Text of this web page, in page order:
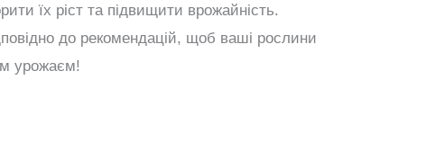
їх ріст та підвищити врожайність.
до рекомендацій, щоб ваші рослини
урожаєм!